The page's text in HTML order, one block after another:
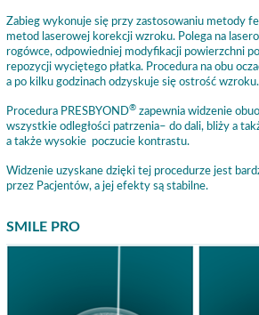
Zabieg wykonuje się przy zastosowaniu metody
metod laserowej korekcji wzroku. Polega na
rogówce, odpowiedniej modyfikacji powierzchni
repozycji wyciętego płatka. Procedura na obu
a po kilku godzinach odzyskuje się ostrość wzroku.
Procedura PRESBYOND® zapewnia widzenie
wszystkie odległości patrzenia– do dali, bliży a
a także wysokie poczucie kontrastu.
Widzenie uzyskane dzięki tej procedurze jest
przez Pacjentów, a jej efekty są stabilne.
SMILE PRO